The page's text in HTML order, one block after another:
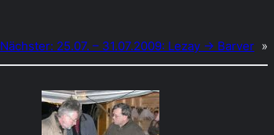
Nächster: 25.07. – 31.07.2009: Lezay → Barver »